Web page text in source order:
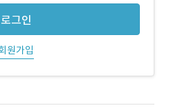
로그인
원가입